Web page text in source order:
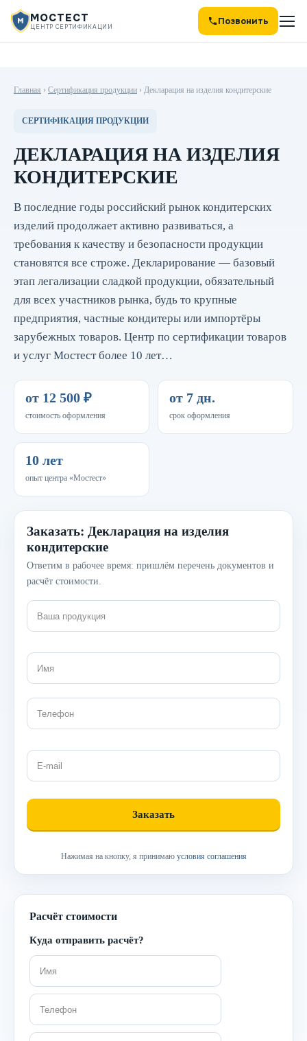
МОСТЕСТ
ЦЕНТР СЕРТИФИКАЦИИ Позвонить
Главная › Сертификация продукции › Декларация на изделия кондитерские
СЕРТИФИКАЦИЯ ПРОДУКЦИИ
ДЕКЛАРАЦИЯ НА ИЗДЕЛИЯ
КОНДИТЕРСКИЕ
В последние годы российский рынок кондитерских
изделий продолжает активно развиваться, а
требования к качеству и безопасности продукции
становятся все строже. Декларирование — базовый
этап легализации сладкой продукции, обязательный
для всех участников рынка, будь то крупные
предприятия, частные кондитеры или импортёры
зарубежных товаров. Центр по сертификации товаров
и услуг Мостест более 10 лет…
от 12 500 ₽
стоимость оформления
от 7 дн.
срок оформления
10 лет
опыт центра «Мостест»
Заказать: Декларация на изделия
кондитерские
Ответим в рабочее время: пришлём перечень документов и
расчёт стоимости.
Нажимая на кнопку, я принимаю условия соглашения
Расчёт стоимости
Куда отправить расчёт?